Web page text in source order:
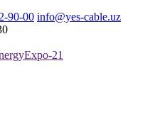
90-00 info@yes-cable.uz
21